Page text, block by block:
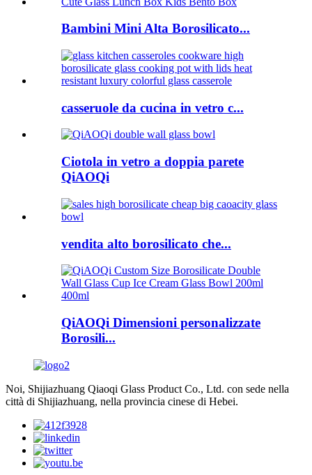
Bambini Mini Alta Borosilicato...
casseruole da cucina in vetro c...
Ciotola in vetro a doppia parete
QiAOQi
vendita alto borosilicato che...
QiAOQi Dimensioni personalizzate
Borosili...
Noi, Shijiazhuang Qiaoqi Glass Product Co., Ltd. con sede nella
città di Shijiazhuang, nella provincia cinese di Hebei.